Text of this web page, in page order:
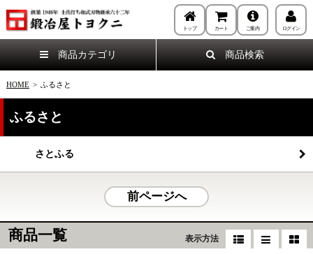
トップ カート ご案内 ログイン
商品カテゴリ 商品検索
HOME > ふるさと
ふるさと
さとふる
前ページへ
商品一覧 表示方法